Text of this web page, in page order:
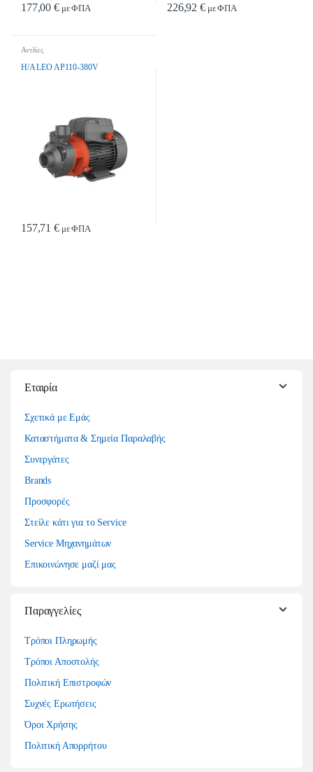
177,00€με ΦΠΑ 226,92€με ΦΠΑ
Αντλίες
H/A LEO AP110-380V
157,71€με ΦΠΑ
Εταιρία
Σχετικά με Εμάς
Καταστήματα & Σημεία Παραλαβής
Συνεργάτες
Brands
Προσφορές
Στείλε κάτι για το Service
Service Μηχανημάτων
Επικοινώνησε μαζί μας
Παραγγελίες
Τρόποι Πληρωμής
Τρόποι Αποστολής
Πολιτική Επιστροφών
Συχνές Ερωτήσεις
Όροι Χρήσης
Πολιτική Απορρήτου